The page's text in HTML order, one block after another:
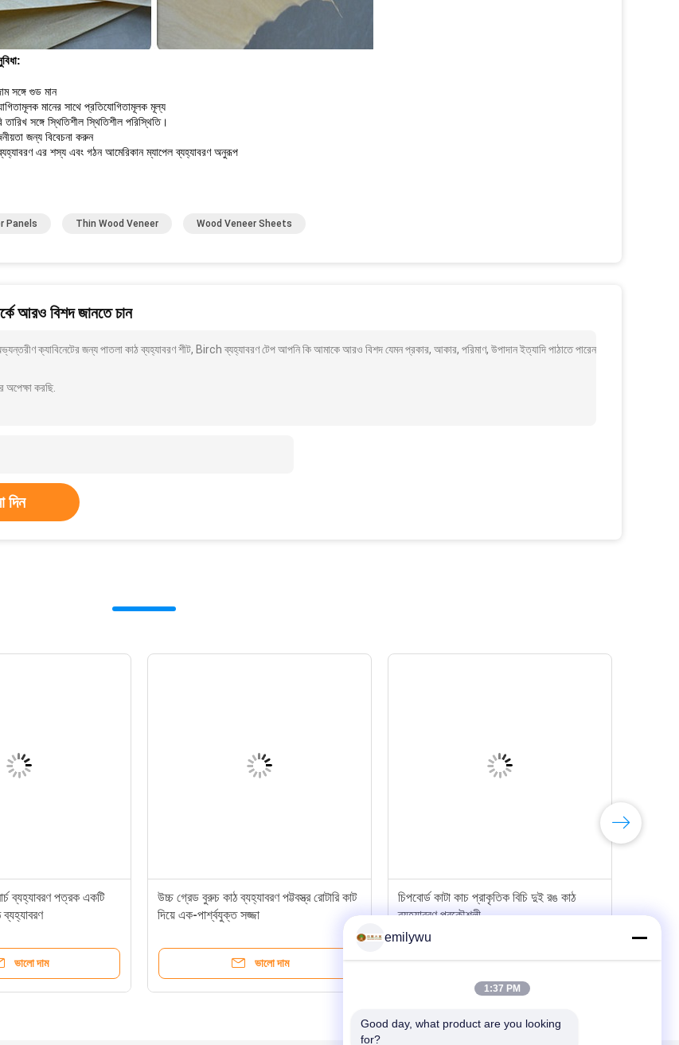
সঙ্গে গুড মান
মানের সাথে প্রতিযোগিতামূলক মূল্য
সঙ্গে স্থিতিশীল স্থিতিশীল পরিস্থিতি।
জন্য বিবেচনা করুন
ব্যহ্যাবরণ এর শস্য এবং গঠন আমেরিকান ম্যাপেল ব্যহ্যাবরণ অনুরূপ
Panels Thin Wood Veneer Wood Veneer Sheets
আরও বিশদ জানতে চান
ক্যাবিনেটের জন্য পাতলা কাঠ ব্যহ্যাবরণ শীট, Birch ব্যহ্যাবরণ টেপ আপনি কি আমাকে আরও বিশদ যেমন প্রকার, আকার, পরিমাণ, উপাদান ইত্যাদি পাঠাতে পারেন
করছি.
দিন
ব্যহ্যাবরণ পত্রক একটি
ভালো দাম
উচ্চ গ্রেড বুরুচ কাঠ ব্যহ্যাবরণ পট্টবস্ত্র রোটারি কাট
দিয়ে এক-পার্শ্বযুক্ত সজ্জা
ভালো দাম
চিপবোর্ড কাটা কাচ প্রাকৃতিক বিচি দুই রঙ কাঠ
ব্যহ্যাবরণ প্রকৌশলী
ভালো দাম
emilywu
1:37 PM
Good day, what product are you looking
for?